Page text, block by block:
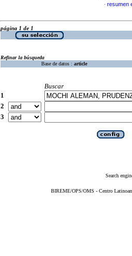
· resumen
página 1 de 1
Refinar la búsqueda
Base de datos : article
Buscar
1
2
3
Search
BIREME/OPS/OMS - Centro